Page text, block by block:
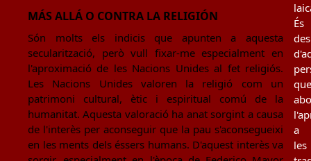
MÁS ALLÁ O CONTRA LA RELIGIÓN
Són molts els indicis que apunten a aquesta
secularització, però vull fixar-me especialment en
l'aproximació de les Nacions Unides al fet religiós.
Les Nacions Unides valoren la religió com un
patrimoni cultural, ètic i espiritual comú de la
humanitat. Aquesta valoració ha anat sorgint a causa
de l'interès per aconseguir que la pau s'aconsegueixi
en les ments dels éssers humans. D'aquest interès va
És
des
que
a
les